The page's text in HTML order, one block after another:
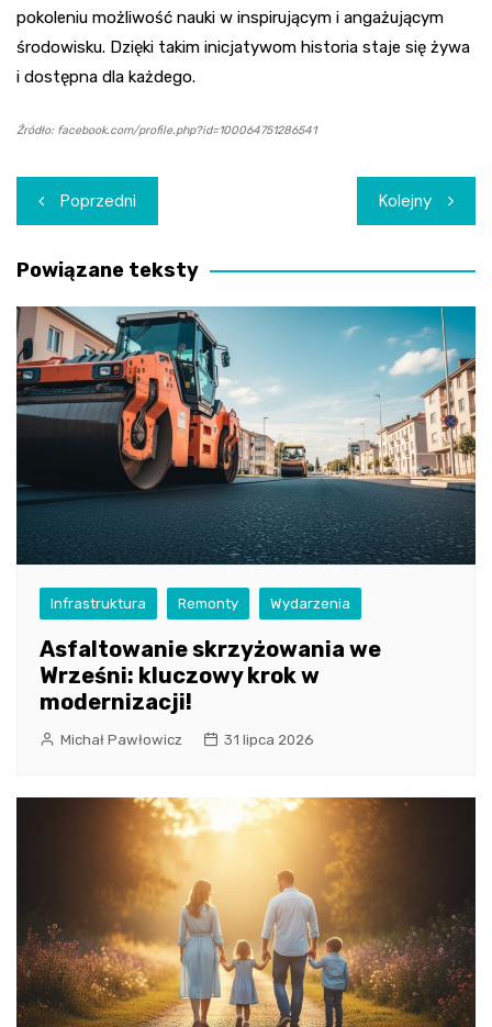
pokoleniu możliwość nauki w inspirującym i angażującym
środowisku. Dzięki takim inicjatywom historia staje się żywa
i dostępna dla każdego.
Źródło: facebook.com/profile.php?id=100064751286541
Nawigacja
wpisu
Poprzedni Kolejny
Powiązane teksty
Infrastruktura Remonty Wydarzenia
Asfaltowanie skrzyżowania we
Wrześni: kluczowy krok w
modernizacji!
Michał Pawłowicz 31 lipca 2026